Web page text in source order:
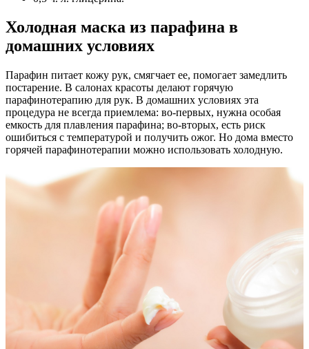
Холодная маска из парафина в
домашних условиях
Парафин питает кожу рук, смягчает ее, помогает замедлить
постарение. В салонах красоты делают горячую
парафинотерапию для рук. В домашних условиях эта
процедура не всегда приемлема: во-первых, нужна особая
емкость для плавления парафина; во-вторых, есть риск
ошибиться с температурой и получить ожог. Но дома вместо
горячей парафинотерапии можно использовать холодную.